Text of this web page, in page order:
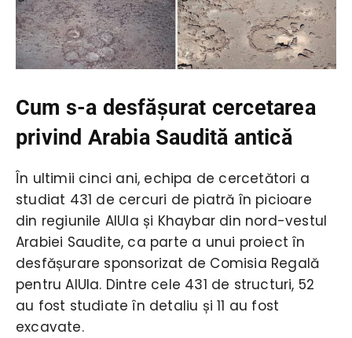
Cum s-a desfăşurat cercetarea
privind Arabia Saudită antică
În ultimii cinci ani, echipa de cercetători a
studiat 431 de cercuri de piatră în picioare
din regiunile AlUla și Khaybar din nord-vestul
Arabiei Saudite, ca parte a unui proiect în
desfășurare sponsorizat de Comisia Regală
pentru AlUla. Dintre cele 431 de structuri, 52
au fost studiate în detaliu și 11 au fost
excavate.